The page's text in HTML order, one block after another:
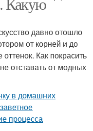
давно отошло
от корней и до
Как покрасить
отставать от модных